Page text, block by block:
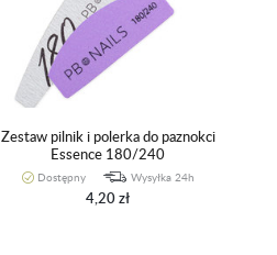
Zestaw pilnik i polerka do paznokci
Essence 180/240
Dostępny Wysyłka 24h
4,20 zł